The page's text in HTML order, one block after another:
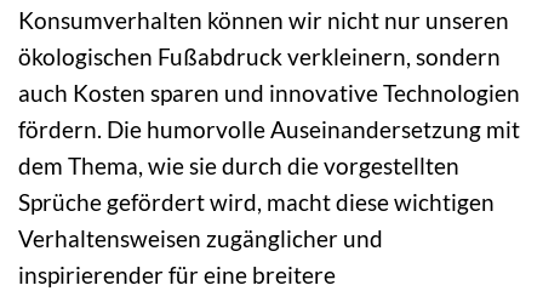
Konsumverhalten können wir nicht nur unseren
ökologischen Fußabdruck verkleinern, sondern
auch Kosten sparen und innovative Technologien
fördern. Die humorvolle Auseinandersetzung mit
dem Thema, wie sie durch die vorgestellten
Sprüche gefördert wird, macht diese wichtigen
Verhaltensweisen zugänglicher und
inspirierender für eine breitere